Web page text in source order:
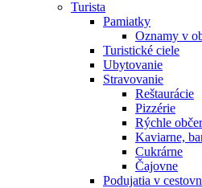
Turista
Pamiatky
Oznamy v
Turistické ciele
Ubytovanie
Stravovanie
Reštaurácie
Pizzérie
Rýchle
Kaviarne,
Cukrárne
Čajovne
Podujatia v